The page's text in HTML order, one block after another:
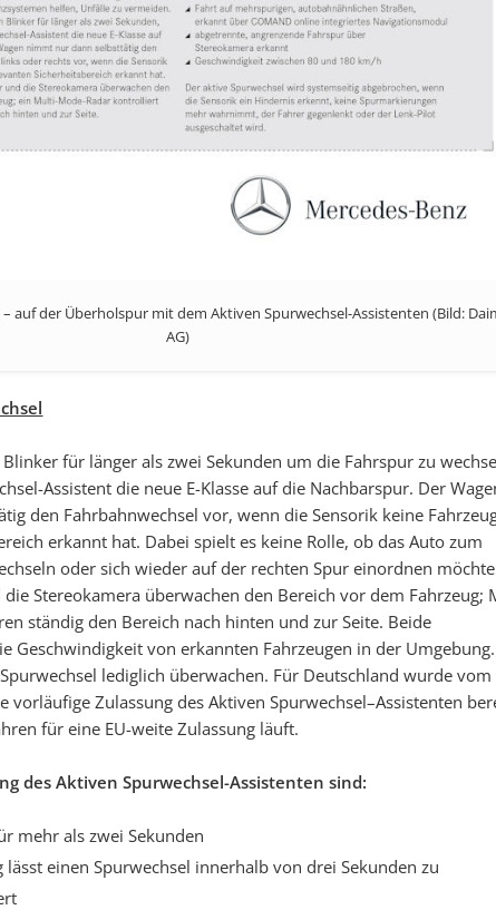
– auf der Überholspur mit dem Aktiven Spurwechsel-Assistenten (Bild:
AG)
für länger als zwei Sekunden um die Fahrspur zu
Assistent die neue E-Klasse auf die Nachbarspur. Der
den Fahrbahnwechsel vor, wenn die Sensorik keine
erkannt hat. Dabei spielt es keine Rolle, ob das Auto zum
oder sich wieder auf der rechten Spur einordnen
die Stereokamera überwachen den Bereich vor dem Fahrzeug;
ständig den Bereich nach hinten und zur Seite. Beide
Geschwindigkeit von erkannten Fahrzeugen in der
lediglich überwachen. Für Deutschland wurde vom
vorläufige Zulassung des Aktiven Spurwechsel–Assistenten
für eine EU-weite Zulassung läuft.
des Aktiven Spurwechsel-Assistenten sind:
mehr als zwei Sekunden
einen Spurwechsel innerhalb von drei Sekunden zu